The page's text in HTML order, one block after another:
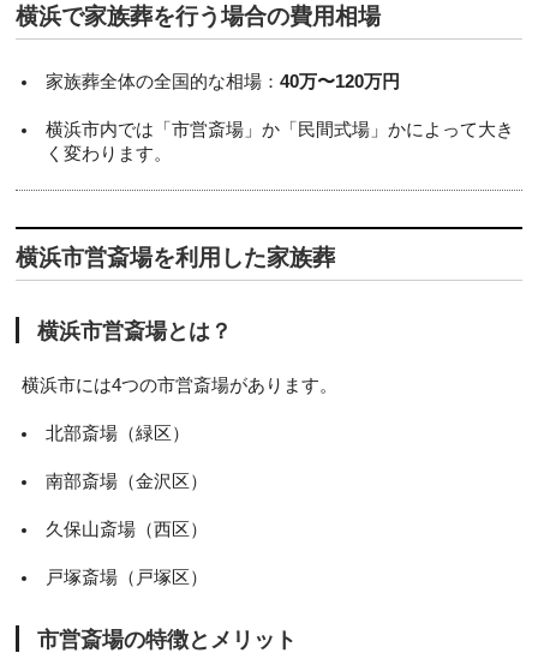
横浜で家族葬を行う場合の費用相場
家族葬全体の全国的な相場：40万〜120万円
横浜市内では「市営斎場」か「民間式場」かによって大き
く変わります。
横浜市営斎場を利用した家族葬
横浜市営斎場とは？
横浜市には4つの市営斎場があります。
北部斎場（緑区）
南部斎場（金沢区）
久保山斎場（西区）
戸塚斎場（戸塚区）
市営斎場の特徴とメリット